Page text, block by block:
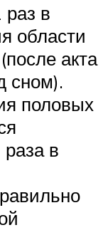
в
области
акта
сном).
половых
в